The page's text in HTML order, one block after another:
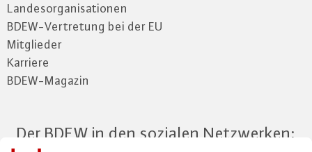
Landesorganisationen
BDEW-Vertretung bei der EU
Mitglieder
Karriere
BDEW-Magazin
Der BDEW in den sozialen Netzwerken: